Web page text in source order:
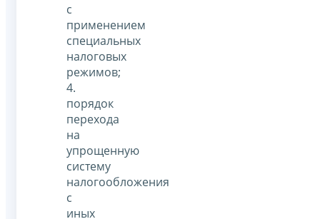
с
применением
специальных
налоговых
режимов;
4.
порядок
перехода
на
упрощенную
систему
налогообложения
с
иных